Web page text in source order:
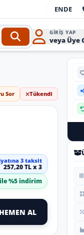
ENDE
GIRIŞ YAP
veya Üye
Sor Tükendi
3 taksit
257,20 TL x 3
%5 indirim
HEMEN AL